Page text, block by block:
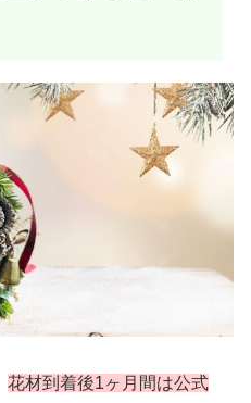
花材到着後1ヶ月間は公式